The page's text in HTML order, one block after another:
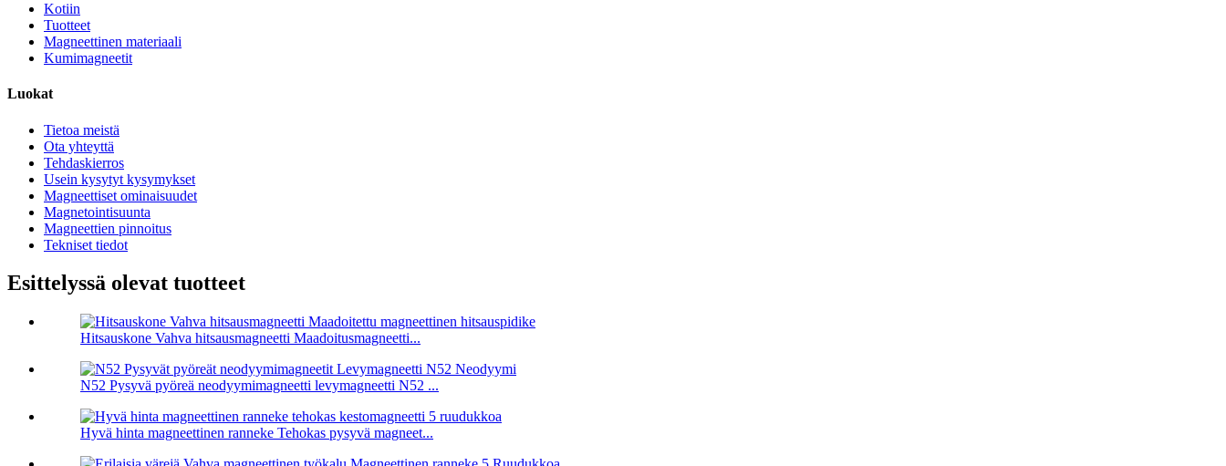
Kotiin
Tuotteet
Magneettinen materiaali
Kumimagneetit
Luokat
Tietoa meistä
Ota yhteyttä
Tehdaskierros
Usein kysytyt kysymykset
Magneettiset ominaisuudet
Magnetointisuunta
Magneettien pinnoitus
Tekniset tiedot
Esittelyssä olevat tuotteet
Hitsauskone Vahva hitsausmagneetti Maadoitusmagneetti...
N52 Pysyvä pyöreä neodyymimagneetti levymagneetti N52 ...
Hyvä hinta magneettinen ranneke Tehokas pysyvä magneet...